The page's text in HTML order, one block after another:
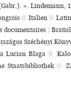
». Lindemann,
♢ Italien ♢
documentaires :
Széchényi
Lucian Blaga ♢
Staatsbibliothek ♢